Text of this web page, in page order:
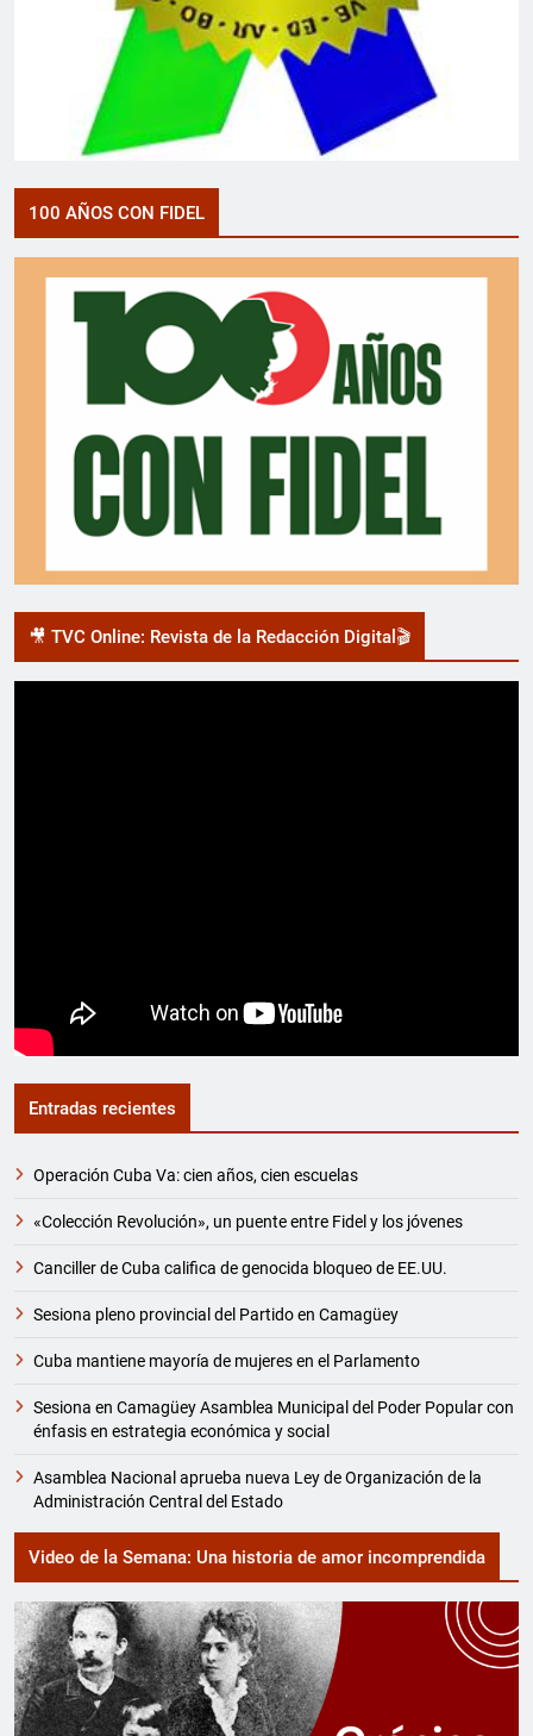
100 AÑOS CON FIDEL
🎥 TVC Online: Revista de la Redacción Digital🎬
Entradas recientes
Operación Cuba Va: cien años, cien escuelas
«Colección Revolución», un puente entre Fidel y los jóvenes
Canciller de Cuba califica de genocida bloqueo de EE.UU.
Sesiona pleno provincial del Partido en Camagüey
Cuba mantiene mayoría de mujeres en el Parlamento
Sesiona en Camagüey Asamblea Municipal del Poder Popular con
énfasis en estrategia económica y social
Asamblea Nacional aprueba nueva Ley de Organización de la
Administración Central del Estado
Video de la Semana: Una historia de amor incomprendida